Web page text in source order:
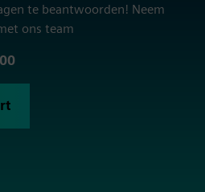
te beantwoorden! Neem
ons team